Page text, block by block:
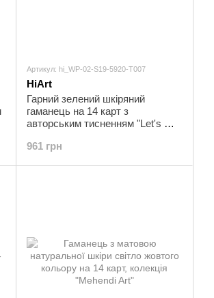
Артикул: hi_WP-02-S19-5920-T007
HiArt
Гарний зелений шкіряний
гаманець на 14 карт з
авторським тисненням "Let's Go
961 грн